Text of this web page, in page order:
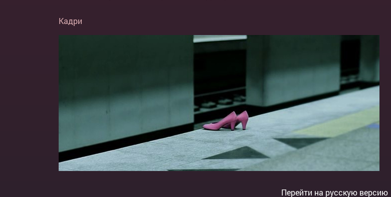
Кадри
Перейти на русскую версию